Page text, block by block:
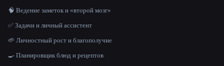
🧠 Ведение заметок и «второй мозг»
✅ Задачи и личный ассистент
🌱 Личностный рост и благополучие
🍳 Планировщик блюд и рецептов